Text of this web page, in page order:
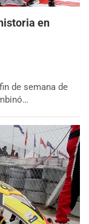
en
de semana de